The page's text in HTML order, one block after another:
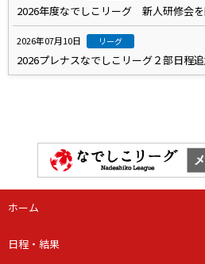
2026年度なでしこリーグ 新人研修会
2026年07月10日 リーグ
2026プレナスなでしこリーグ２部日程
ホーム
日程・結果